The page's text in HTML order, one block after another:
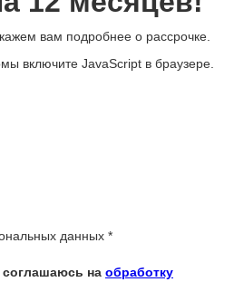
вам подробнее о рассрочке.
включите JavaScript в браузере.
данных *
соглашаюсь на обработку